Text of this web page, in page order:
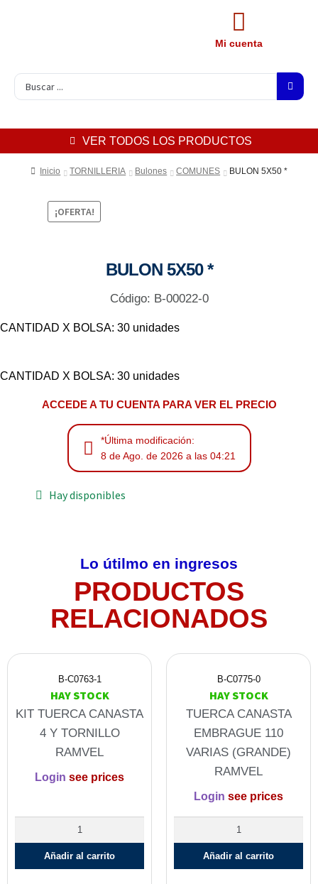
Mi cuenta
VER TODOS LOS PRODUCTOS
Inicio TORNILLERIA Bulones COMUNES BULON 5X50 *
¡OFERTA!
BULON 5X50 *
Código: B-00022-0
CANTIDAD X BOLSA: 30 unidades
CANTIDAD X BOLSA: 30 unidades
ACCEDE A TU CUENTA PARA VER EL PRECIO
*Última modificación:
8 de Ago. de 2026 a las 04:21
Hay disponibles
Lo útilmo en ingresos
PRODUCTOS
RELACIONADOS
B-C0763-1
HAY STOCK
KIT TUERCA CANASTA
4 Y TORNILLO
RAMVEL
Login see prices
Añadir al carrito
B-C0775-0
HAY STOCK
TUERCA CANASTA
EMBRAGUE 110
VARIAS (GRANDE)
RAMVEL
Login see prices
Añadir al carrito